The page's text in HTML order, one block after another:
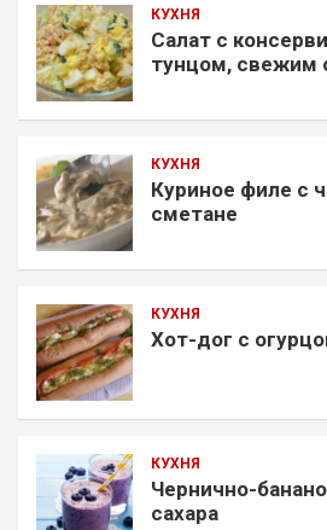
КУХНЯ
Салат с
тунцом, свежим
КУХНЯ
Куриное филе с
сметане
КУХНЯ
Хот-дог с
КУХНЯ
Чернично-
сахара